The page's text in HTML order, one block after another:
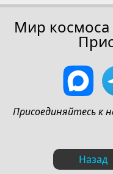
Мир космоса
Присоединяйтесь к
Назад